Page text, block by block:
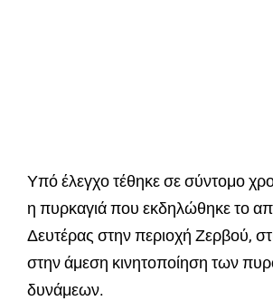
Υπό έλεγχο τέθηκε σε σύντομο
η πυρκαγιά που εκδηλώθηκε το
Δευτέρας στην περιοχή Ζερβού,
στην άμεση κινητοποίηση των
δυνάμεων.